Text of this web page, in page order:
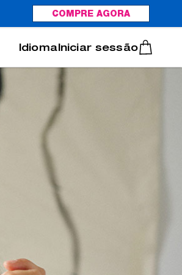
COMPRE AGORA
Português
Iniciar sessão